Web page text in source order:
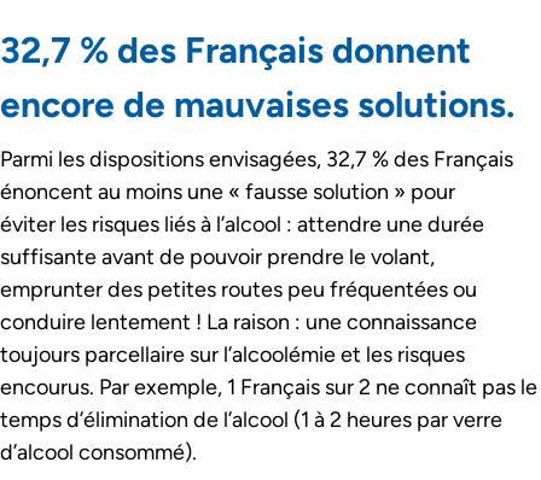
32,7 % des Français donnent
encore de mauvaises solutions.
Parmi les dispositions envisagées, 32,7 % des Français
énoncent au moins une « fausse solution » pour
éviter les risques liés à l’alcool : attendre une durée
suffisante avant de pouvoir prendre le volant,
emprunter des petites routes peu fréquentées ou
conduire lentement ! La raison : une connaissance
toujours parcellaire sur l’alcoolémie et les risques
encourus. Par exemple, 1 Français sur 2 ne connaît pas le
temps d’élimination de l’alcool (1 à 2 heures par verre
d’alcool consommé).